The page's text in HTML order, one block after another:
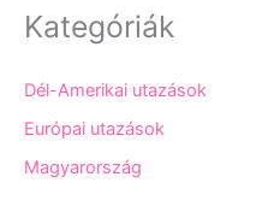
Kategóriák
Dél-Amerikai utazások
Európai utazások
Magyarország